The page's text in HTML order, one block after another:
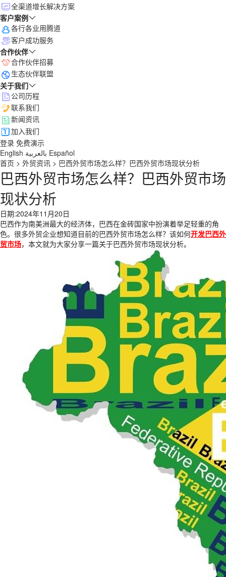
全渠道增长解决方案
客户案例
各行各业用腾道
客户成功服务
合作伙伴
合作伙伴招募
生态伙伴联盟
关于我们
公司历程
联系我们
新闻资讯
加入我们
登录 免费演示
English بالعربية Español
首页 > 外贸资讯 > 巴西外贸市场怎么样？巴西外贸市场现状分析
巴西外贸市场怎么样？巴西外贸市场
现状分析
日期:2024年11月20日
巴西作为南美洲最大的经济体，巴西在金砖国家中扮演着举足轻重的角
色。很多外贸企业想知道目前的巴西外贸市场怎么样？该如何开发巴西外
贸市场，本文就为大家分享一篇关于巴西外贸市场现状分析。